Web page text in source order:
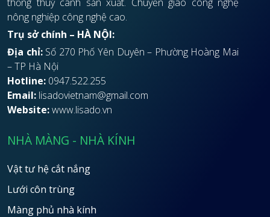
nông nghiệp công nghệ cao.
Trụ sở chính – HÀ NỘI:
Địa chỉ:Số 270 Phố Yên Duyên – Phường Hoàng Mai
– TP Hà Nội
Hotline: 0947.522.255
Email: lisadovietnam@gmail.com
Website:www.lisado.vn
NHÀ MÀNG - NHÀ KÍNH
Vật tư hệ cắt nắng
Lưới côn trùng
Màng phủ nhà kính